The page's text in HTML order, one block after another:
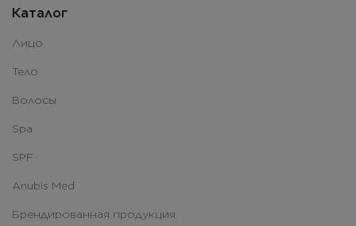
Каталог
Лицо
Тело
Волосы
Spa
SPF
Anubis Med
Брендированная продукция